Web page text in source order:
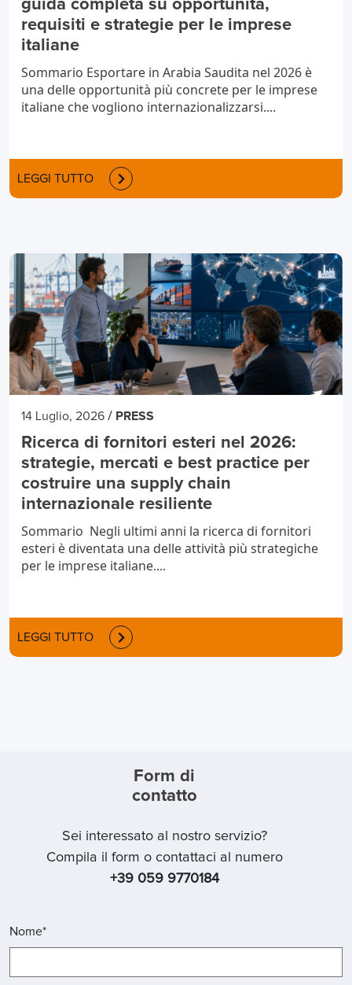
guida completa su opportunità,
requisiti e strategie per le imprese
italiane
Sommario Esportare in Arabia Saudita nel 2026 è
una delle opportunità più concrete per le imprese
italiane che vogliono internazionalizzarsi....
LEGGI TUTTO
14 Luglio, 2026 / PRESS
Ricerca di fornitori esteri nel 2026:
strategie, mercati e best practice per
costruire una supply chain
internazionale resiliente
Sommario Negli ultimi anni la ricerca di fornitori
esteri è diventata una delle attività più strategiche
per le imprese italiane....
LEGGI TUTTO
Form di
contatto
Sei interessato al nostro servizio?
Compila il form o contattaci al numero
+39 059 9770184
Nome*